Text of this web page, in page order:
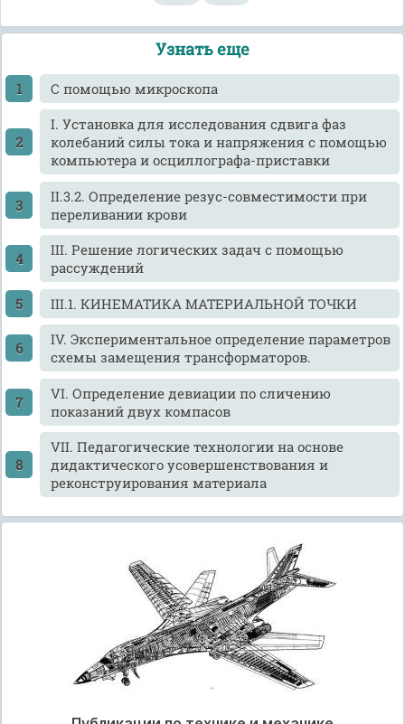
Узнать еще
C помощью микроскопа
I. Установка для исследования сдвига фаз
колебаний силы тока и напряжения с помощью
компьютера и осциллографа-приставки
II.3.2. Определение резус-совместимости при
переливании крови
III. Решение логических задач с помощью
рассуждений
III.1. КИНЕМАТИКА МАТЕРИАЛЬНОЙ ТОЧКИ
IV. Экспериментальное определение параметров
схемы замещения трансформаторов.
VI. Определение девиации по сличению
показаний двух компасов
VII. Педагогические технологии на основе
дидактического усовершенствования и
реконструирования материала